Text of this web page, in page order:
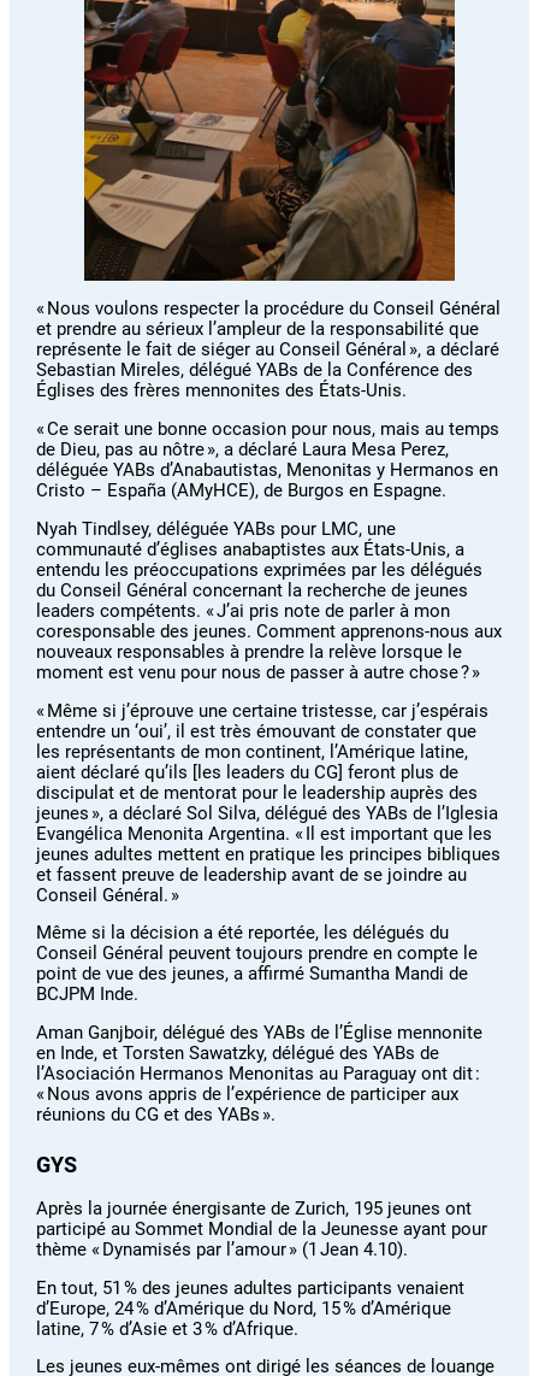
« Nous voulons respecter la procédure du Conseil Général
et prendre au sérieux l’ampleur de la responsabilité que
représente le fait de siéger au Conseil Général », a déclaré
Sebastian Mireles, délégué YABs de la Conférence des
Églises des frères mennonites des États-Unis.
« Ce serait une bonne occasion pour nous, mais au temps
de Dieu, pas au nôtre », a déclaré Laura Mesa Perez,
déléguée YABs d’Anabautistas, Menonitas y Hermanos en
Cristo – España (AMyHCE), de Burgos en Espagne.
Nyah Tindlsey, déléguée YABs pour LMC, une
communauté d’églises anabaptistes aux États-Unis, a
entendu les préoccupations exprimées par les délégués
du Conseil Général concernant la recherche de jeunes
leaders compétents. « J’ai pris note de parler à mon
coresponsable des jeunes. Comment apprenons-nous aux
nouveaux responsables à prendre la relève lorsque le
moment est venu pour nous de passer à autre chose ? »
« Même si j’éprouve une certaine tristesse, car j’espérais
entendre un ‘oui’, il est très émouvant de constater que
les représentants de mon continent, l’Amérique latine,
aient déclaré qu’ils [les leaders du CG] feront plus de
discipulat et de mentorat pour le leadership auprès des
jeunes », a déclaré Sol Silva, délégué des YABs de l’Iglesia
Evangélica Menonita Argentina. « Il est important que les
jeunes adultes mettent en pratique les principes bibliques
et fassent preuve de leadership avant de se joindre au
Conseil Général. »
Même si la décision a été reportée, les délégués du
Conseil Général peuvent toujours prendre en compte le
point de vue des jeunes, a affirmé Sumantha Mandi de
BCJPM Inde.
Aman Ganjboir, délégué des YABs de l’Église mennonite
en Inde, et Torsten Sawatzky, délégué des YABs de
l’Asociación Hermanos Menonitas au Paraguay ont dit :
« Nous avons appris de l’expérience de participer aux
réunions du CG et des YABs ».
GYS
Après la journée énergisante de Zurich, 195 jeunes ont
participé au Sommet Mondial de la Jeunesse ayant pour
thème « Dynamisés par l’amour » (1 Jean 4.10).
En tout, 51 % des jeunes adultes participants venaient
d’Europe, 24 % d’Amérique du Nord, 15 % d’Amérique
latine, 7 % d’Asie et 3 % d’Afrique.
Les jeunes eux-mêmes ont dirigé les séances de louange